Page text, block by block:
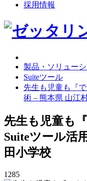
採用情報
製品・ソリュー
Suiteツール
先生も児童も『
術 – 熊本県 山江
先生も児童も
Suiteツール活
田小学校
1285